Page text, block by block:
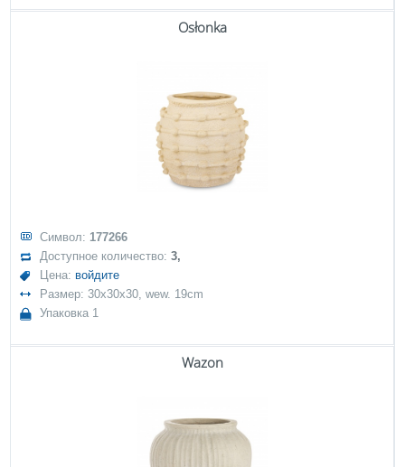
Osłonka
Символ: 177266
Доступное количество:3,
Цена: войдите
Размер: 30x30x30, wew. 19cm
Упаковка 1
Wazon